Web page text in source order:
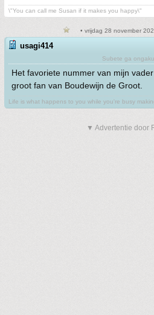
\"You can call me Susan if it makes you happy\"
• vrijdag 28 november
usagi414
Subete ga
Het favoriete nummer van mijn vader
groot fan van Boudewijn de Groot.
Life is what happens to you while you're busy
▼ Advertentie door